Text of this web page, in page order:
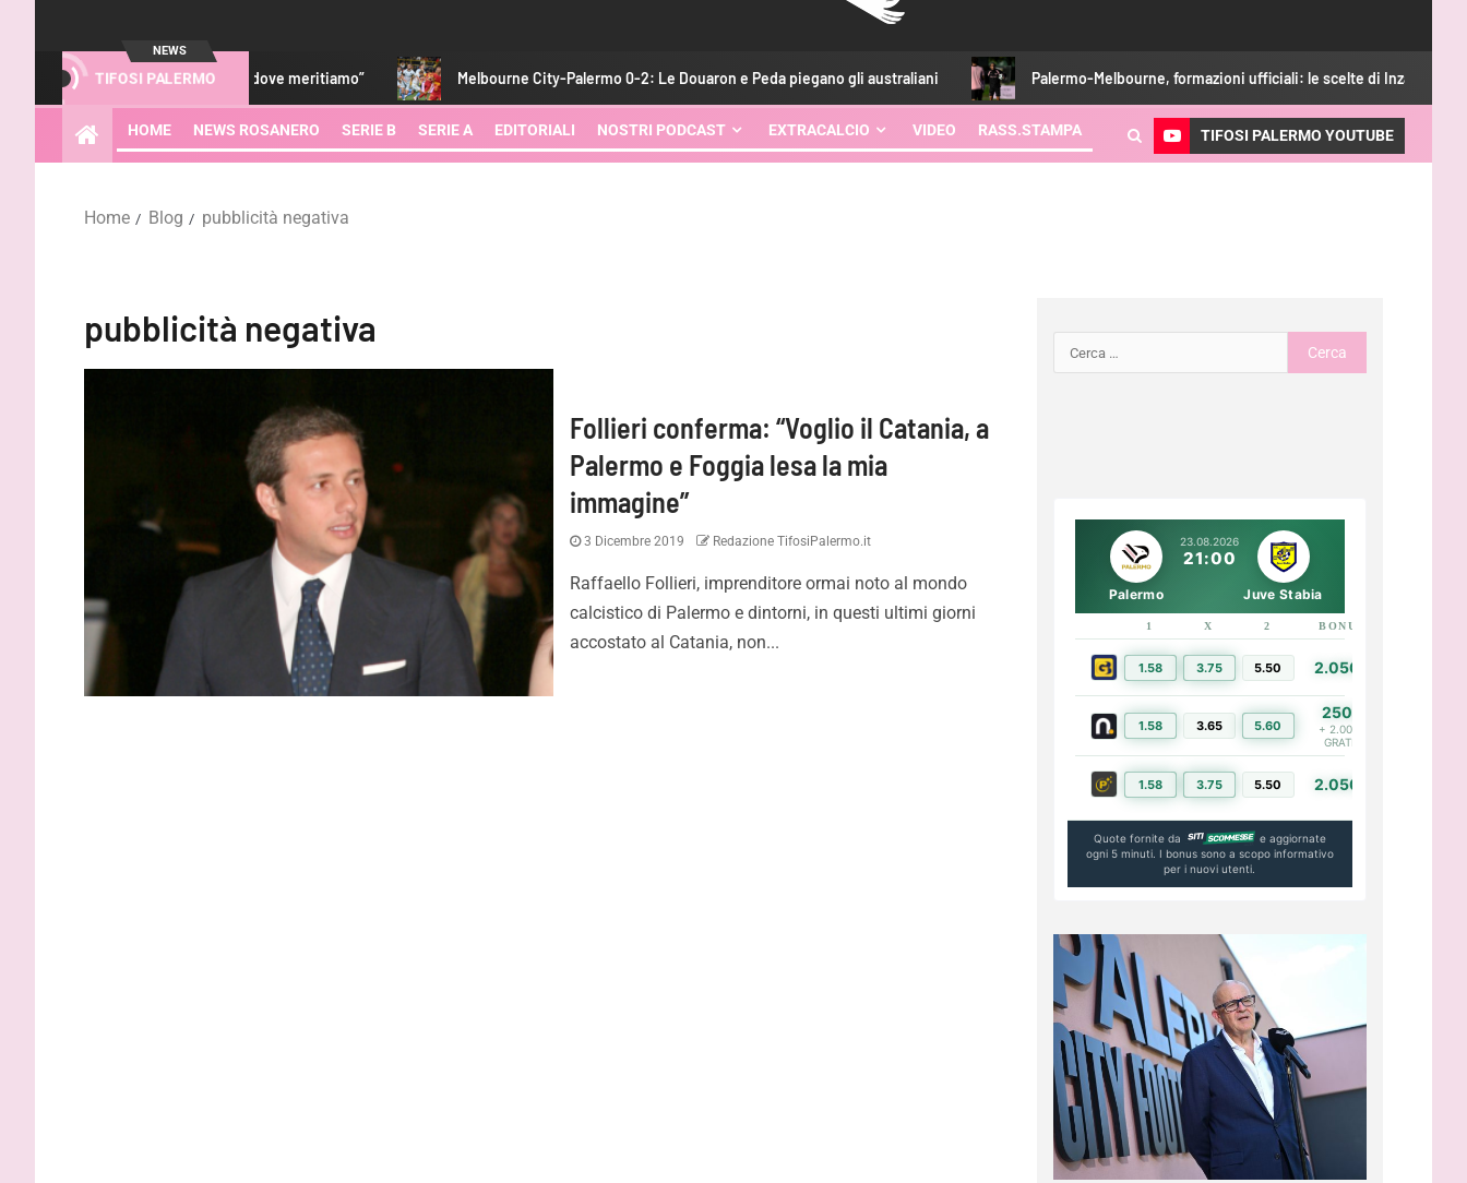
NEWS
TIFOSI PALERMO
sarà da lottare per tornare dove meritiamo” Melbourne City-Palermo 0-2: Le Douaron e Peda piegano gli australiani Palermo-Melbourne, formazioni ufficiali: le scelte di Inzaghi
HOME NEWS ROSANERO SERIE B SERIE A EDITORIALI NOSTRI PODCAST EXTRACALCIO VIDEO RASS.STAMPA TIFOSI PALERMO YOUTUBE
Home Blog pubblicità negativa
pubblicità negativa
Follieri conferma: “Voglio il Catania, a
Palermo e Foggia lesa la mia
immagine”
3 Dicembre 2019 Redazione TifosiPalermo.it
Raffaello Follieri, imprenditore ormai noto al mondo
calcistico di Palermo e dintorni, in questi ultimi giorni
accostato al Catania, non...
23.08.2026
21:00
Palermo Juve Stabia
1 X 2 BONUS
1.58 3.75 5.50 2.050€
1.58 3.65 5.60
250€
+ 2.000€
GRATIS
1.58 3.75 5.50 2.050€
Quote fornite da
e aggiornate
ogni 5 minuti. I bonus sono a scopo informativo
per i nuovi utenti.